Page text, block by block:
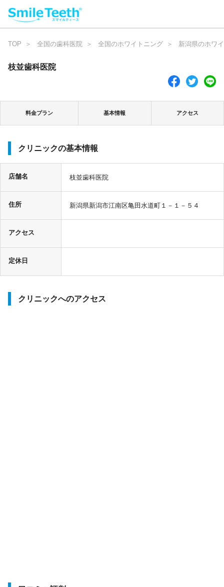
TOP 全国の歯科医院 全国のホワイトニング 新潟県のホワ
枝並歯科医院
料金プラン 基本情報 アクセス
クリニックの基本情報
店舗名 枝並歯科医院
住所 新潟県新潟市江南区亀田水道町１－１－５４
アクセス
定休日
クリニックへのアクセス